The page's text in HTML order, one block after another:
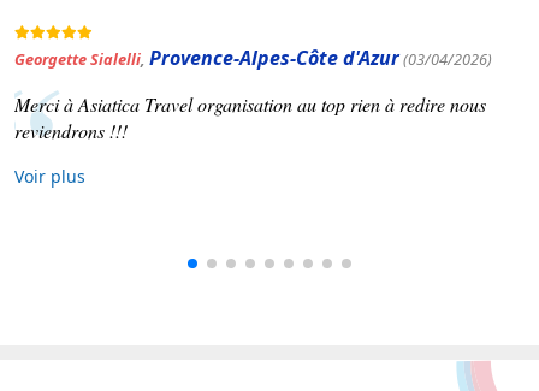
Georgette Sialelli, Provence-Alpes-Côte d'Azur(03/04/2026)
Merci à Asiatica Travel organisation au top rien à redire nous
reviendrons !!!
Voir plus